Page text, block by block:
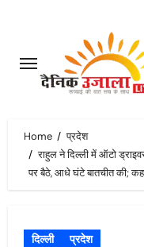
content
Home
प्रदेश
राहुल ने दिल्ली में ऑटो
पर बैठे, आधे घंटे बातचीत की;
दिल्ली प्रदेश